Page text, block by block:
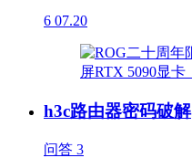
6 07.20
h3c路由器密码破解
问答 3